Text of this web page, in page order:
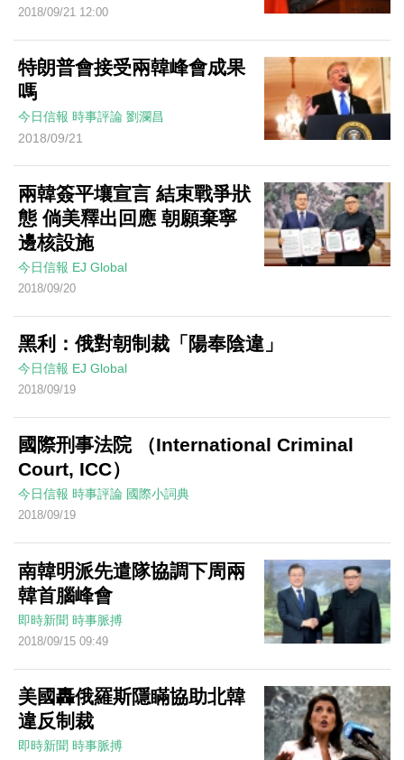
2018/09/21 12:00
特朗普會接受兩韓峰會成果
嗎
今日信報 時事評論 劉瀾昌
2018/09/21
兩韓簽平壤宣言 結束戰爭狀
態 倘美釋出回應 朝願棄寧
邊核設施
今日信報 EJ Global
2018/09/20
黑利：俄對朝制裁「陽奉陰違」
今日信報 EJ Global
2018/09/19
國際刑事法院 （International Criminal
Court, ICC）
今日信報 時事評論 國際小詞典
2018/09/19
南韓明派先遣隊協調下周兩
韓首腦峰會
即時新聞 時事脈搏
2018/09/15 09:49
美國轟俄羅斯隱瞞協助北韓
違反制裁
即時新聞 時事脈搏